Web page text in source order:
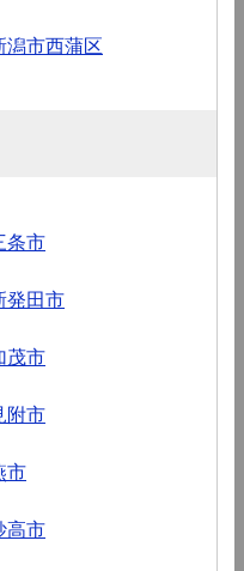
潟市西蒲区
条市
発田市
茂市
附市
市
高市